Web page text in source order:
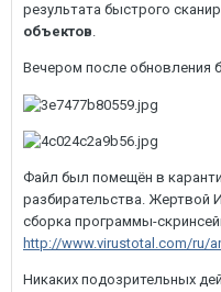
результата быстрого
объектов.
Вечером после обновления
Файл был помещён в
разбирательства. Жертвой
сборка программы-
http://www.virustotal.com/ru/
Никаких подозрительных